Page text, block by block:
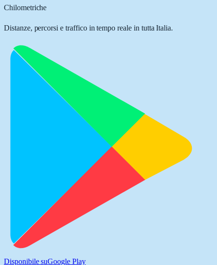
Chilometriche
Distanze, percorsi e traffico in tempo reale in tutta Italia.
Disponibile suGoogle Play